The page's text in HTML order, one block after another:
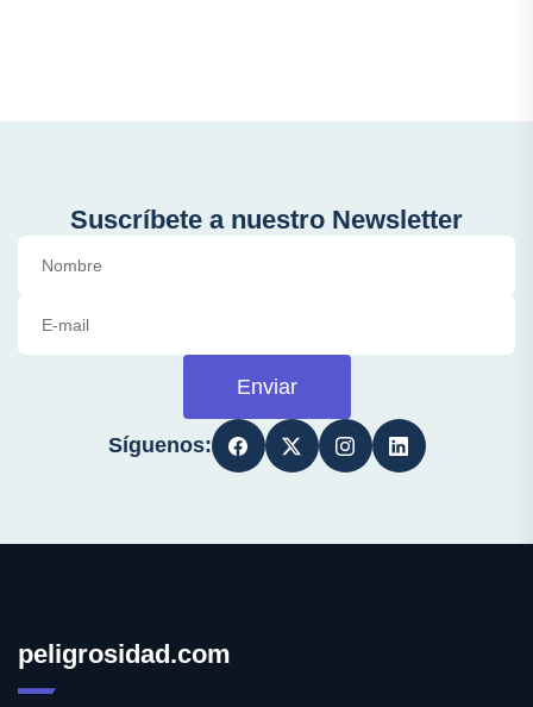
Suscríbete a nuestro Newsletter
Enviar
Síguenos:
peligrosidad.com